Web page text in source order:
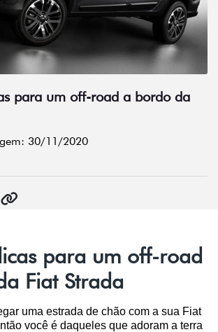
para um off-road a bordo da
30/11/2020
para um off-road
Fiat Strada
uma estrada de chão com a sua Fiat
você é daqueles que adoram a terra